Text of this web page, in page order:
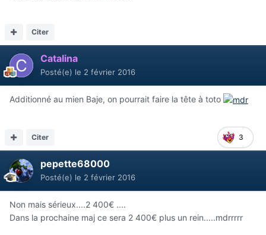
Citer
Catalina
Posté(e) le 2 février 2016
Additionné au mien Baje, on pourrait faire la tête à toto
3
Citer
pepette68000
Posté(e) le 2 février 2016
Non mais sérieux....2 400€ ....
Dans la prochaine maj ce sera 2 400€ plus un rein.....mdrrrrr